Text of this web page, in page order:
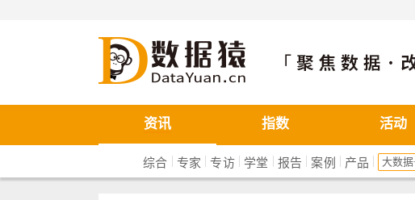
数据猿
资讯 指数 活动
综合 | 专家 |专访| 学堂 | 报告 | 案例 | 产品 | 大数据